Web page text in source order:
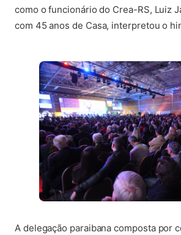
como o funcionário do Crea-RS, Luiz
com 45 anos de Casa, interpretou o
A delegação paraibana composta por